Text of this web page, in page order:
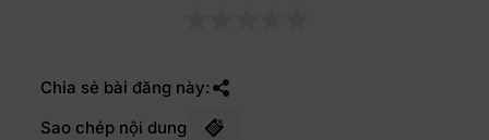
Chia sẻ bài đăng này:
Sao chép nội dung